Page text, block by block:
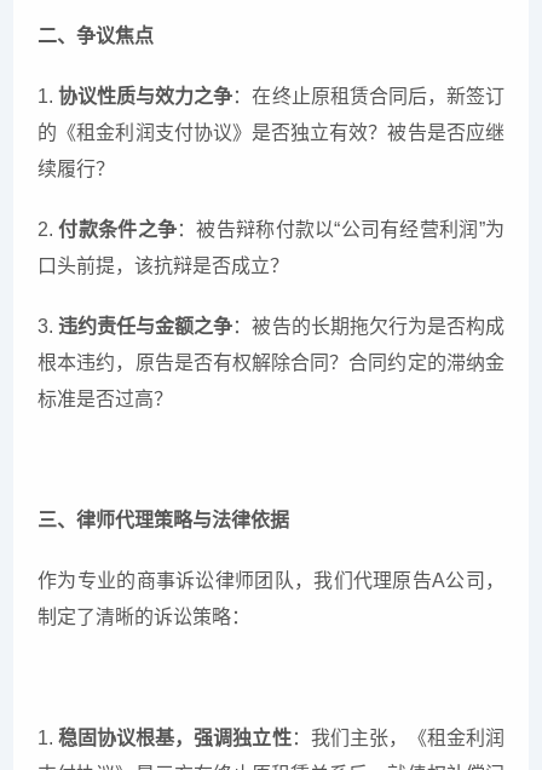
二、争议焦点
1.协议性质与效力之争：在终止原租赁合同后，新签订
的《租金利润支付协议》是否独立有效？被告是否应继
续履行？
2.付款条件之争：被告辩称付款以“公司有经营利润”为
口头前提，该抗辩是否成立？
3.违约责任与金额之争：被告的长期拖欠行为是否构成
根本违约，原告是否有权解除合同？合同约定的滞纳金
标准是否过高？
三、律师代理策略与法律依据
作为专业的商事诉讼律师团队，我们代理原告A公司，
制定了清晰的诉讼策略：
1.稳固协议根基，强调独立性：我们主张，《租金利润